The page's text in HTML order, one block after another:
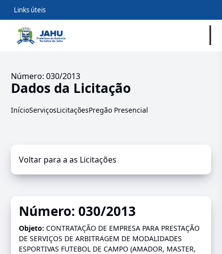
Links úteis
Número: 030/2013
Dados da Licitação
InícioServiçosLicitaçõesPregão Presencial
Voltar para a as Licitações
Número: 030/2013
Objeto:CONTRATAÇÃO DE EMPRESA PARA PRESTAÇÃO
DE SERVIÇOS DE ARBITRAGEM DE MODALIDADES
ESPORTIVAS FUTEBOL DE CAMPO (AMADOR, MASTER,